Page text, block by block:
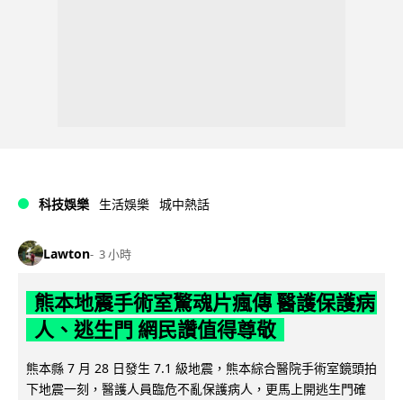
科技娛樂 生活娛樂 城中熱話
Lawton 3 小時
熊本地震手術室驚魂片瘋傳 醫護保護病
人、逃生門 網民讚值得尊敬
熊本縣 7 月 28 日發生 7.1 級地震，熊本綜合醫院手術室鏡頭拍
下地震一刻，醫護人員臨危不亂保護病人，更馬上開逃生門確